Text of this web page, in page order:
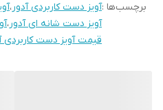
بخش‌های انعطاف‌پذیر برای
قابلیت تحمل وزن: معمولاً بین ۲۰۰ گرم تا ۱ کیلوگرم
برچسب‌ها :آویز دست کاربردی آدور،
آویز دست شانه ای آدور،
قیمت آویز دست کاربردی